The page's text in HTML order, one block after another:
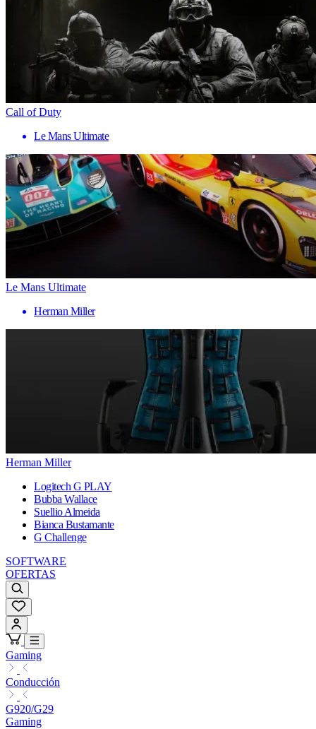
Call of Duty
Le Mans Ultimate
Le Mans Ultimate
Herman Miller
Herman Miller
Logitech G PLAY
Bubba Wallace
Suellio Almeida
Bianca Bustamante
G Challenge
SOFTWARE
OFERTAS
Gaming
Conducción
G920/G29
Gaming